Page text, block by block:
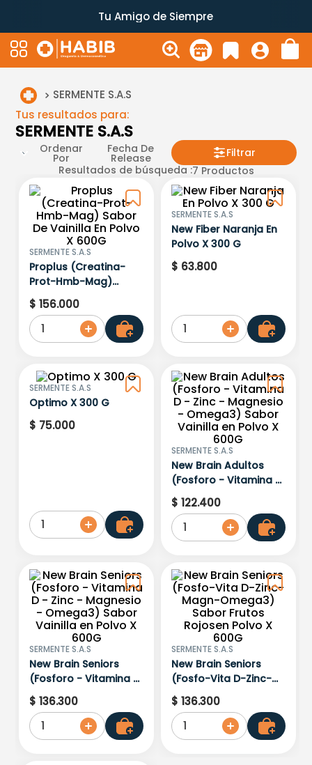
Tu Amigo de Siempre
SERMENTE S.A.S
Tus resultados para:
SERMENTE S.A.S
Ordenar
Por
Fecha De
Release
Filtrar
Resultados de búsqueda :7 Productos
SERMENTE S.A.S
Proplus (Creatina-
Prot-Hmb-Mag)
Sabor De Vainilla En
Polvo X 600G
$ 156.000
1
SERMENTE S.A.S
New Fiber Naranja En
Polvo X 300 G
$ 63.800
1
SERMENTE S.A.S
Optimo X 300 G
$ 75.000
1
SERMENTE S.A.S
New Brain Adultos
(Fosforo - Vitamina D
- Zinc - Magnesio -
Omega3) Sabor
Vainilla en Polvo X
600G
$ 122.400
1
SERMENTE S.A.S
New Brain Seniors
(Fosforo - Vitamina D
- Zinc - Magnesio -
Omega3) Sabor
Vainilla en Polvo X
600G
$ 136.300
1
SERMENTE S.A.S
New Brain Seniors
(Fosfo-Vita D-Zinc-
Magn-Omega3)
Sabor Frutos Rojosen
Polvo X 600G
$ 136.300
1